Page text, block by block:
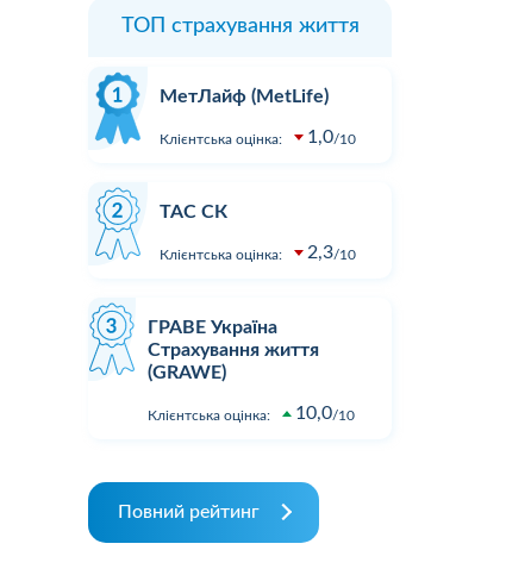
ТОП страхування життя
МетЛайф (MetLife)
Клієнтська оцінка: 1,0 10
ТАС СК
Клієнтська оцінка: 2,3 10
ГРАВЕ Україна
Страхування життя
(GRAWE)
Клієнтська оцінка: 10,0 10
Повний рейтинг